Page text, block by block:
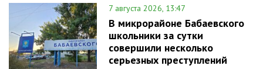
7 августа 2026, 13:47
В микрорайоне Бабаевского
школьники за сутки
совершили несколько
серьезных преступлений